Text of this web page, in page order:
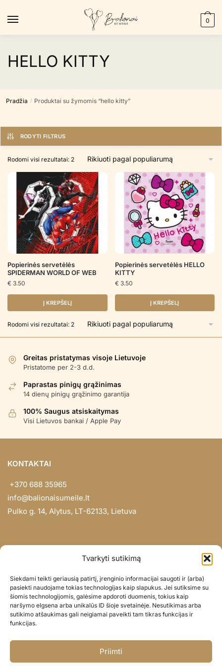
Tvarkyti sutikimą
Siekdami teikti geriausią patirtį, įrenginio informacijai saugoti ir (arba)
pasiekti naudojame tokias technologijas kaip slapukus. Jei sutiksime su
šiomis technologijomis, galėsime apdoroti duomenis, tokius kaip
naršymo elgsena arba unikalūs ID šioje svetainėje. Nesutikimas arba
sutikimo atšaukimas gali neigiamai paveikti tam tikras funkcijas ir
funkcijas.
Priimti
0
HELLO KITTY
Pradžia / Produktai su žymomis “hello kitty”
RODYTI FILTRUS
Rodomi visi rezultatai: 2Rūšiuojama
populiarumą
Popierinės servetėlės
SPIDERMAN WORLD OF WEB
€ 3.50
Į KREPŠELĮ
Popierinės servetėlės HELLO
KITTY
€ 3.50
Į KREPŠELĮ
Rodomi visi rezultatai: 2Rūšiuojama
Greitas pristatymas visoje Lietuvoje
Pristatome per 2-3 d.d.
Paprastas pinigų grąžinimas
14 dienų pinigų grąžinimo garantija
100% Saugus atsiskaitymas
Visi Lietuvos bankai / Apple Pay
KONTAKTAI
+370 688 35965
info@balionaisumeile.lt
Pulko g. 14, Alytus, LT-62133, Lietuva
Didmena
Darbų portfolio
Privatumo politika
Parduotuvės politika